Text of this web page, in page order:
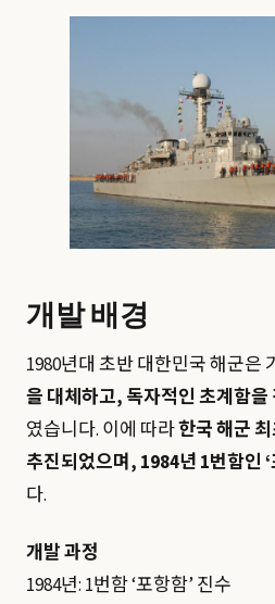
개발 배경
1980년대 초반 대한민국 해군은
을 대체하고, 독자적인 초계함을
였습니다. 이에 따라한국 해군
추진되었으며, 1984년 1번함인
다.
개발 과정
1984년: 1번함 ‘포항함’ 진수